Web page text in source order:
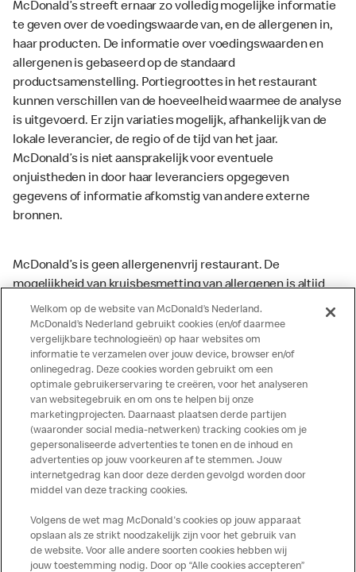
McDonald’s streeft ernaar zo volledig mogelijke informatie
te geven over de voedingswaarde van, en de allergenen in,
haar producten. De informatie over voedingswaarden en
allergenen is gebaseerd op de standaard
productsamenstelling. Portiegroottes in het restaurant
kunnen verschillen van de hoeveelheid waarmee de analyse
is uitgevoerd. Er zijn variaties mogelijk, afhankelijk van de
lokale leverancier, de regio of de tijd van het jaar.
McDonald’s is niet aansprakelijk voor eventuele
onjuistheden in door haar leveranciers opgegeven
gegevens of informatie afkomstig van andere externe
bronnen.
McDonald’s is geen allergenenvrij restaurant. De
mogelijkheid van kruisbesmetting van allergenen is altijd
aanwezig. McDonald’s kan zodoende niet garanderen dat
haar producten geen sporen van allergenen bevatten.
McDonald’s aanvaardt daarom geen aansprakelijkheid
indien een gast als gevolg van het binnenkrijgen van (een
spoor van) een allergeen lichamelijke klachten krijgt. Alle
producten kunnen sporen bevatten van dierlijke
ingrediënten. McDonald’s streeft er naar om de
voedingswaarde- en allergeneninformatie altijd up to date
te houden. De verstrekte informatie is alleen van
toepassing op de in Nederland verkochte producten. Voor
meer informatie over voedingswaarden en allergenen kijk
op de McDonald's website of in de McDonald’s App.
Publicatiefouten voorbehouden.
Welkom op de website van McDonald’s Nederland.
McDonald’s Nederland gebruikt cookies (en/of daarmee
vergelijkbare technologieën) op haar websites om
informatie te verzamelen over jouw device, browser en/of
onlinegedrag. Deze cookies worden gebruikt om een
optimale gebruikerservaring te creëren, voor het analyseren
van websitegebruik en om ons te helpen bij onze
marketingprojecten. Daarnaast plaatsen derde partijen
(waaronder social media-netwerken) tracking cookies om je
gepersonaliseerde advertenties te tonen en de inhoud en
advertenties op jouw voorkeuren af te stemmen. Jouw
internetgedrag kan door deze derden gevolgd worden door
middel van deze tracking cookies.
Volgens de wet mag McDonald's cookies op jouw apparaat
opslaan als ze strikt noodzakelijk zijn voor het gebruik van
de website. Voor alle andere soorten cookies hebben wij
jouw toestemming nodig. Door op “Alle cookies accepteren”